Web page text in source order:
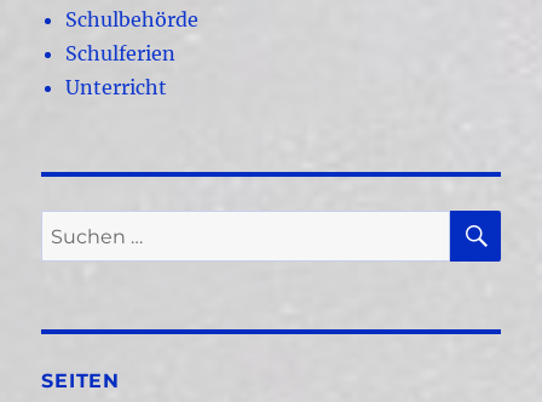
Schulbehörde
Schulferien
Unterricht
Suchen
nach:
SEITEN